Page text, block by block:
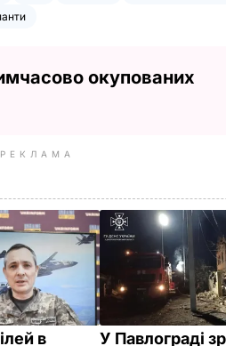
окупованих
РЕКЛАМА
в
У Павлограді